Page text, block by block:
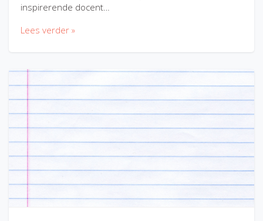
inspirerende docent…
Lees verder »